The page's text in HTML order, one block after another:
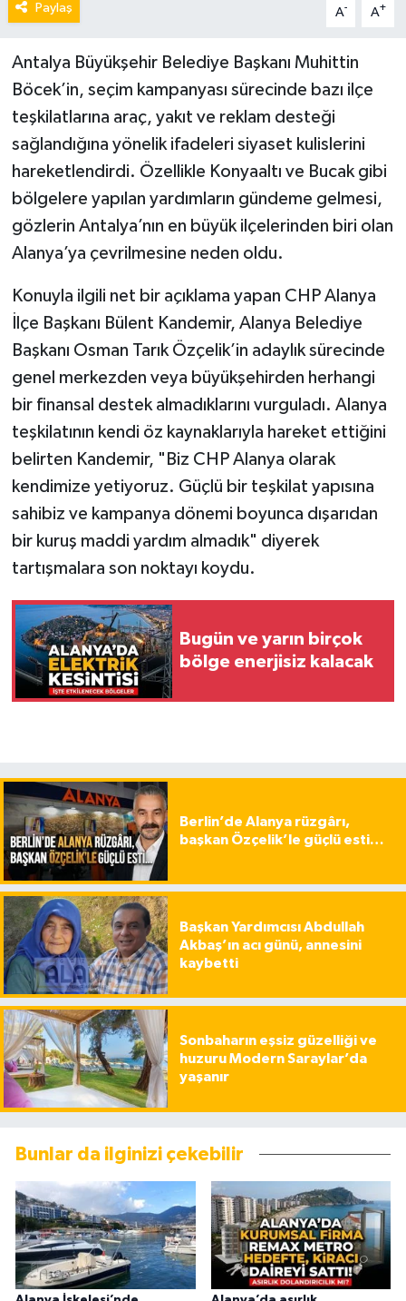
Paylaş A- A+
Antalya Büyükşehir Belediye Başkanı Muhittin
Böcek’in, seçim kampanyası sürecinde bazı ilçe
teşkilatlarına araç, yakıt ve reklam desteği
sağlandığına yönelik ifadeleri siyaset kulislerini
hareketlendirdi. Özellikle Konyaaltı ve Bucak gibi
bölgelere yapılan yardımların gündeme gelmesi,
gözlerin Antalya’nın en büyük ilçelerinden biri olan
Alanya’ya çevrilmesine neden oldu.
Konuyla ilgili net bir açıklama yapan CHP Alanya
İlçe Başkanı Bülent Kandemir, Alanya Belediye
Başkanı Osman Tarık Özçelik’in adaylık sürecinde
genel merkezden veya büyükşehirden herhangi
bir finansal destek almadıklarını vurguladı. Alanya
teşkilatının kendi öz kaynaklarıyla hareket ettiğini
belirten Kandemir, "Biz CHP Alanya olarak
kendimize yetiyoruz. Güçlü bir teşkilat yapısına
sahibiz ve kampanya dönemi boyunca dışarıdan
bir kuruş maddi yardım almadık" diyerek
tartışmalara son noktayı koydu.
Bugün ve yarın birçok
bölge enerjisiz kalacak
Berlin’de Alanya rüzgârı,
başkan Özçelik’le güçlü esti…
Başkan Yardımcısı Abdullah
Akbaş’ın acı günü, annesini
kaybetti
Sonbaharın eşsiz güzelliği ve
huzuru Modern Saraylar’da
yaşanır
Bunlar da ilginizi çekebilir